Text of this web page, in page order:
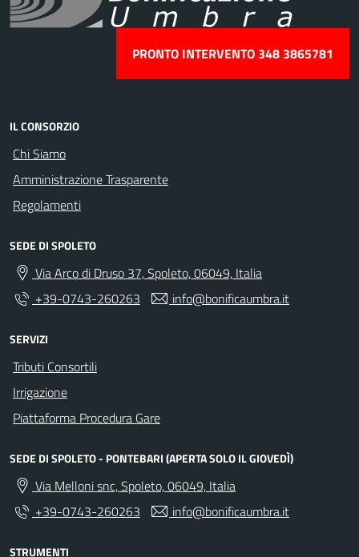
PRONTO INTERVENTO 348 3865781
IL CONSORZIO
Chi Siamo
Amministrazione Trasparente
Regolamenti
SEDE DI SPOLETO
Via Arco di Druso 37, Spoleto, 06049, Italia
+39-0743-260263
info@bonificaumbra.it
SERVIZI
Tributi Consortili
Irrigazione
Piattaforma Procedura Gare
SEDE DI SPOLETO - PONTEBARI (APERTA SOLO IL GIOVEDÌ)
Via Melloni snc, Spoleto, 06049, Italia
+39-0743-260263
info@bonificaumbra.it
STRUMENTI